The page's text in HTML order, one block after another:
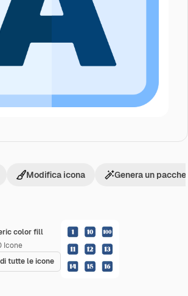
color fill
Icone
tutte le icone
Modifica icona Genera un